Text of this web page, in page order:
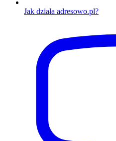
Jak działa adresowo.pl?